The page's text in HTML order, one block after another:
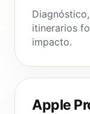
itinerarios
impacto.
Apple